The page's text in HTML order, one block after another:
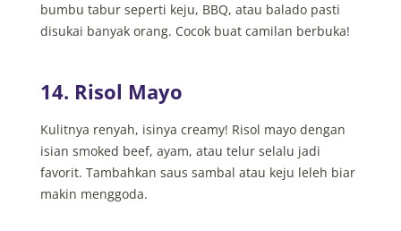
bumbu tabur seperti keju, BBQ, atau balado pasti
disukai banyak orang. Cocok buat camilan berbuka!
14. Risol Mayo
Kulitnya renyah, isinya creamy! Risol mayo dengan
isian smoked beef, ayam, atau telur selalu jadi
favorit. Tambahkan saus sambal atau keju leleh biar
makin menggoda.